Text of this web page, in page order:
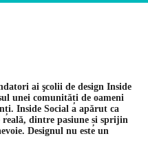
ai şcolii de design Inside
unei comunități de oameni
Inside Social a apǎrut ca
dintre pasiune și sprijin
Designul nu este un